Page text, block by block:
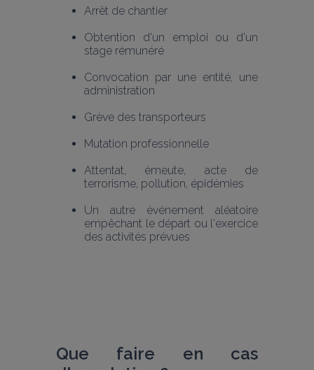
Arrêt de chantier
Obtention d'un emploi ou d'un
stage rémunéré
Convocation par une entité, une
administration
Grève des transporteurs
Mutation professionnelle
Attentat, émeute, acte de
terrorisme, pollution, épidémies
Un autre événement aléatoire
empêchant le départ ou l'exercice
des activités prévues
Que faire en cas